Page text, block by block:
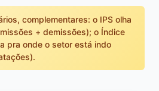
complementares: o IPS olha
+ demissões); o Índice
pra onde o setor está indo